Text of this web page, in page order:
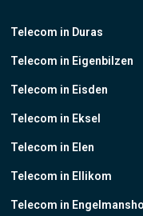
Telecom in Duras
Telecom in Eigenbilzen
Telecom in Eisden
Telecom in Eksel
Telecom in Elen
Telecom in Ellikom
Telecom in